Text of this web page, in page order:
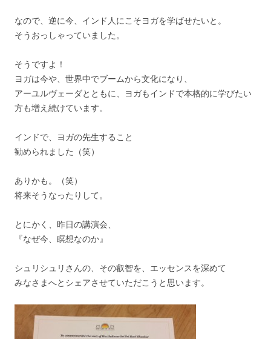
なので、逆に今、インド人にこそヨガを学ばせたいと。
そうおっしゃっていました。
そうですよ！
ヨガは今や、世界中でブームから文化になり、
アーユルヴェーダとともに、
ヨガもインドで本格的に学びたい
方も増え続けています。
インドで、ヨガの先生すること
勧められました（笑）
ありかも。（笑）
将来そうなったりして。
とにかく、昨日の講演会、
『なぜ今、瞑想なのか』
シュリシュリさんの、その叡智を、エッセンスを深めて
みなさまへとシェアさせていただこうと思います。